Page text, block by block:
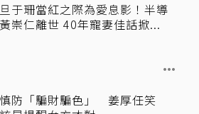
于珊當紅之際為愛息影！半導
崇仁離世 40年寵妻佳話掀...
防「騙財騙色」 姜厚任笑